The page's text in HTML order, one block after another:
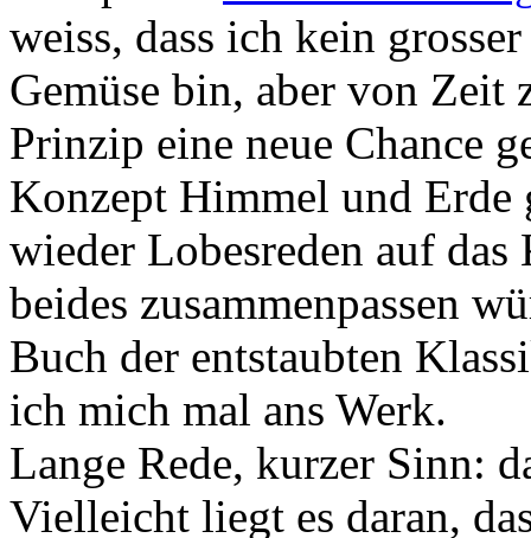
weiss, dass ich kein
Gemüse bin, aber von
Prinzip eine neue Chance
Konzept Himmel und Erde
wieder Lobesreden auf
beides zusammenpassen
Buch der entstaubten
ich mich mal ans Werk.
Lange Rede, kurzer Sinn:
Vielleicht liegt es daran,